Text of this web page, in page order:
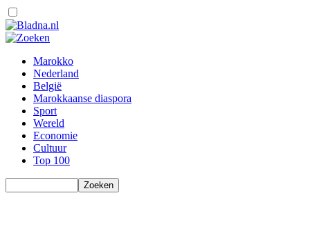
Marokko
Nederland
België
Marokkaanse diaspora
Sport
Wereld
Economie
Cultuur
Top 100